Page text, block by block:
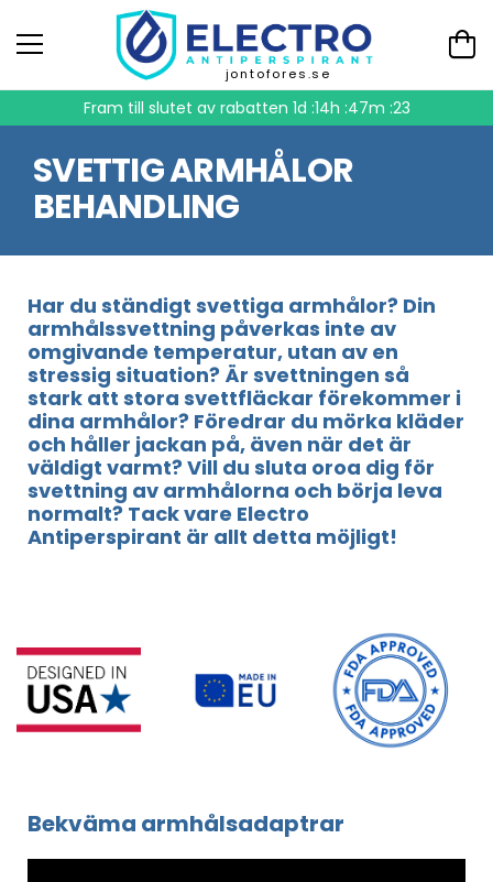
jontofores.se
Fram till slutet av rabatten 1d :14h :47m :23
SVETTIG ARMHÅLOR
BEHANDLING
Har du ständigt svettiga armhålor? Din
armhålssvettning påverkas inte av
omgivande temperatur, utan av en
stressig situation? Är svettningen så
stark att stora svettfläckar förekommer i
dina armhålor? Föredrar du mörka kläder
och håller jackan på, även när det är
väldigt varmt? Vill du sluta oroa dig för
svettning av armhålorna och börja leva
normalt? Tack vare Electro
Antiperspirant är allt detta möjligt!
Bekväma armhålsadaptrar